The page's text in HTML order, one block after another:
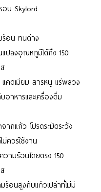
อน Skylord
อน ทนด่าง
แปลงอุณหภูมิได้ถึง 150
แคดเมียม สารหนู แร่พลวง
อาหารและเครื่องดื่ม
กแก้ว โปรดระมัดระวัง
ควรใช้งาน
วามร้อนโดยตรง 150
ร้อนสูงกับแก้วเปล่าที่ไม่มี